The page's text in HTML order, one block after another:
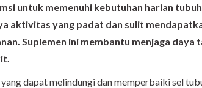
untuk memenuhi kebutuhan harian
aktivitas yang padat dan sulit
Suplemen ini membantu menjaga daya
dapat melindungi dan memperbaiki sel